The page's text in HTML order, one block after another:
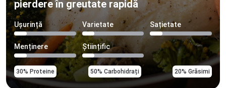
pierdere în greutate rapidă
Ușurință Varietate Sațietate
Menținere Științific
30% Proteine 50% Carbohidrați 20% Grăsimi